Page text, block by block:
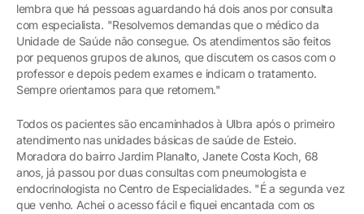
lembra que há pessoas aguardando há dois anos por consulta
com especialista. "Resolvemos demandas que o médico da
Unidade de Saúde não consegue. Os atendimentos são feitos
por pequenos grupos de alunos, que discutem os casos com o
professor e depois pedem exames e indicam o tratamento.
Sempre orientamos para que retornem."
Todos os pacientes são encaminhados à Ulbra após o primeiro
atendimento nas unidades básicas de saúde de Esteio.
Moradora do bairro Jardim Planalto, Janete Costa Koch, 68
anos, já passou por duas consultas com pneumologista e
endocrinologista no Centro de Especialidades. "É a segunda vez
que venho. Achei o acesso fácil e fiquei encantada com os